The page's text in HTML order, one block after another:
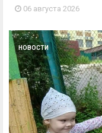
06 августа 2026
НОВОСТИ